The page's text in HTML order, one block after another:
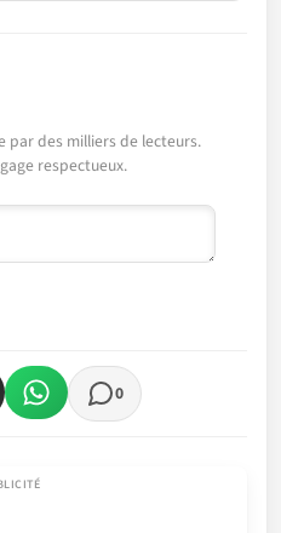
par des milliers de lecteurs.
respectueux.
0